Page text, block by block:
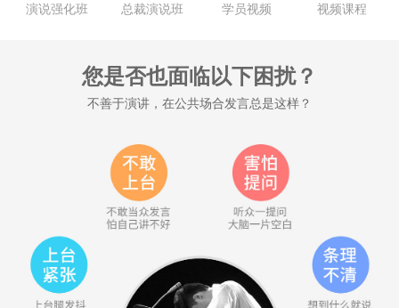
演说强化班 总裁演说班 学员视频 视频课程
您是否也面临以下困扰？
不善于演讲，在公共场合发言总是这样？